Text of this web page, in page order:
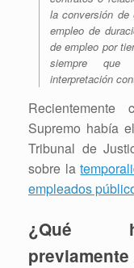
la conversión
empleo de
de empleo por
siempre que
interpretación
Recientemente
Supremo había
Tribunal de
sobre la
empleados
¿Qué
previamente